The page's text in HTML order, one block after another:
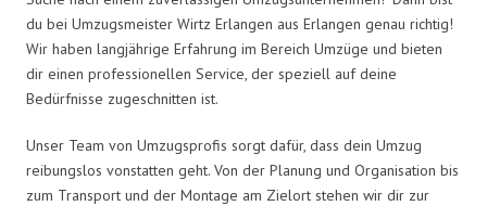
du bei Umzugsmeister Wirtz Erlangen aus Erlangen genau richtig!
Wir haben langjährige Erfahrung im Bereich Umzüge und bieten
dir einen professionellen Service, der speziell auf deine
Bedürfnisse zugeschnitten ist.
Unser Team von Umzugsprofis sorgt dafür, dass dein Umzug
reibungslos vonstatten geht. Von der Planung und Organisation bis
zum Transport und der Montage am Zielort stehen wir dir zur